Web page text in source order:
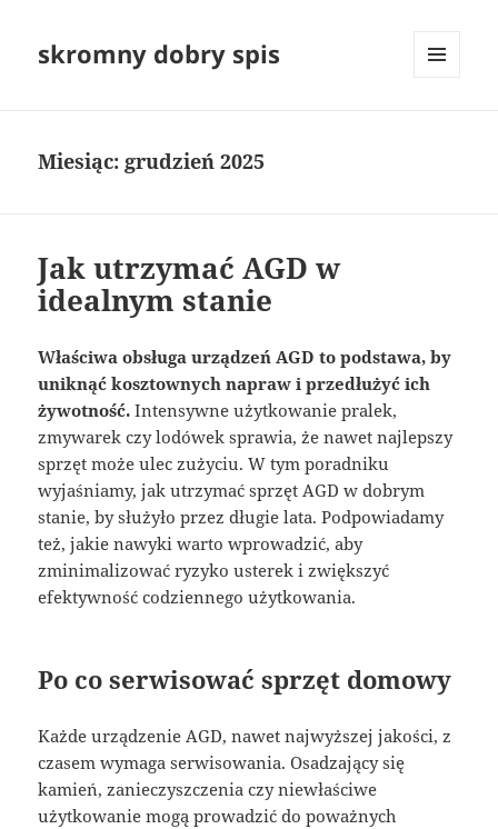
skromny dobry spis
Miesiąc: grudzień 2025
Jak utrzymać AGD w
idealnym stanie
Właściwa obsługa urządzeń AGD to podstawa, by
uniknąć kosztownych napraw i przedłużyć ich
żywotność. Intensywne użytkowanie pralek,
zmywarek czy lodówek sprawia, że nawet najlepszy
sprzęt może ulec zużyciu. W tym poradniku
wyjaśniamy, jak utrzymać sprzęt AGD w dobrym
stanie, by służyło przez długie lata. Podpowiadamy
też, jakie nawyki warto wprowadzić, aby
zminimalizować ryzyko usterek i zwiększyć
efektywność codziennego użytkowania.
Po co serwisować sprzęt domowy
Każde urządzenie AGD, nawet najwyższej jakości, z
czasem wymaga serwisowania. Osadzający się
kamień, zanieczyszczenia czy niewłaściwe
użytkowanie mogą prowadzić do poważnych